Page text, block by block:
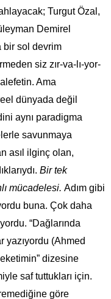
Turgut Özal,
Demirel
bir sol devrim
siz zır-va-lı-yor-
Ama
dünyada değil
aynı paradigma
savunmaya
asıl ilginç olan,
Bir tek
mücadelesi. Adım gibi
buna. Çok daha
“Dağlarında
yazıyordu (Ahmed
dizesine
saf tuttukları için.
göre